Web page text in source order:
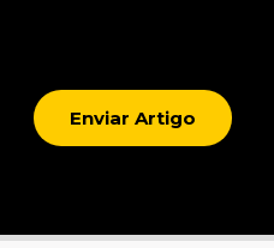
Enviar Artigo